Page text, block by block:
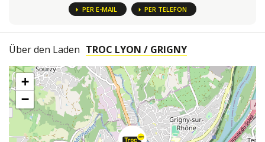
PER E-MAIL PER TELEFON
Über den Laden TROC LYON / GRIGNY
+
−